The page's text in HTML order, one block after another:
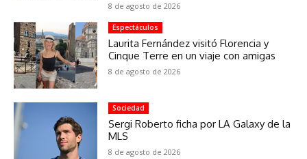
8 de agosto de 2026
Espectáculos
Laurita Fernández visitó Florencia y
Cinque Terre en un viaje con amigas
8 de agosto de 2026
Sociedad
Sergi Roberto ficha por LA Galaxy de la
MLS
8 de agosto de 2026